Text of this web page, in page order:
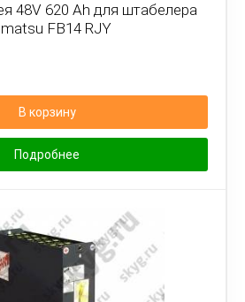
48V 620 Ah для штабелера
FB14 RJY
В корзину
Подробнее